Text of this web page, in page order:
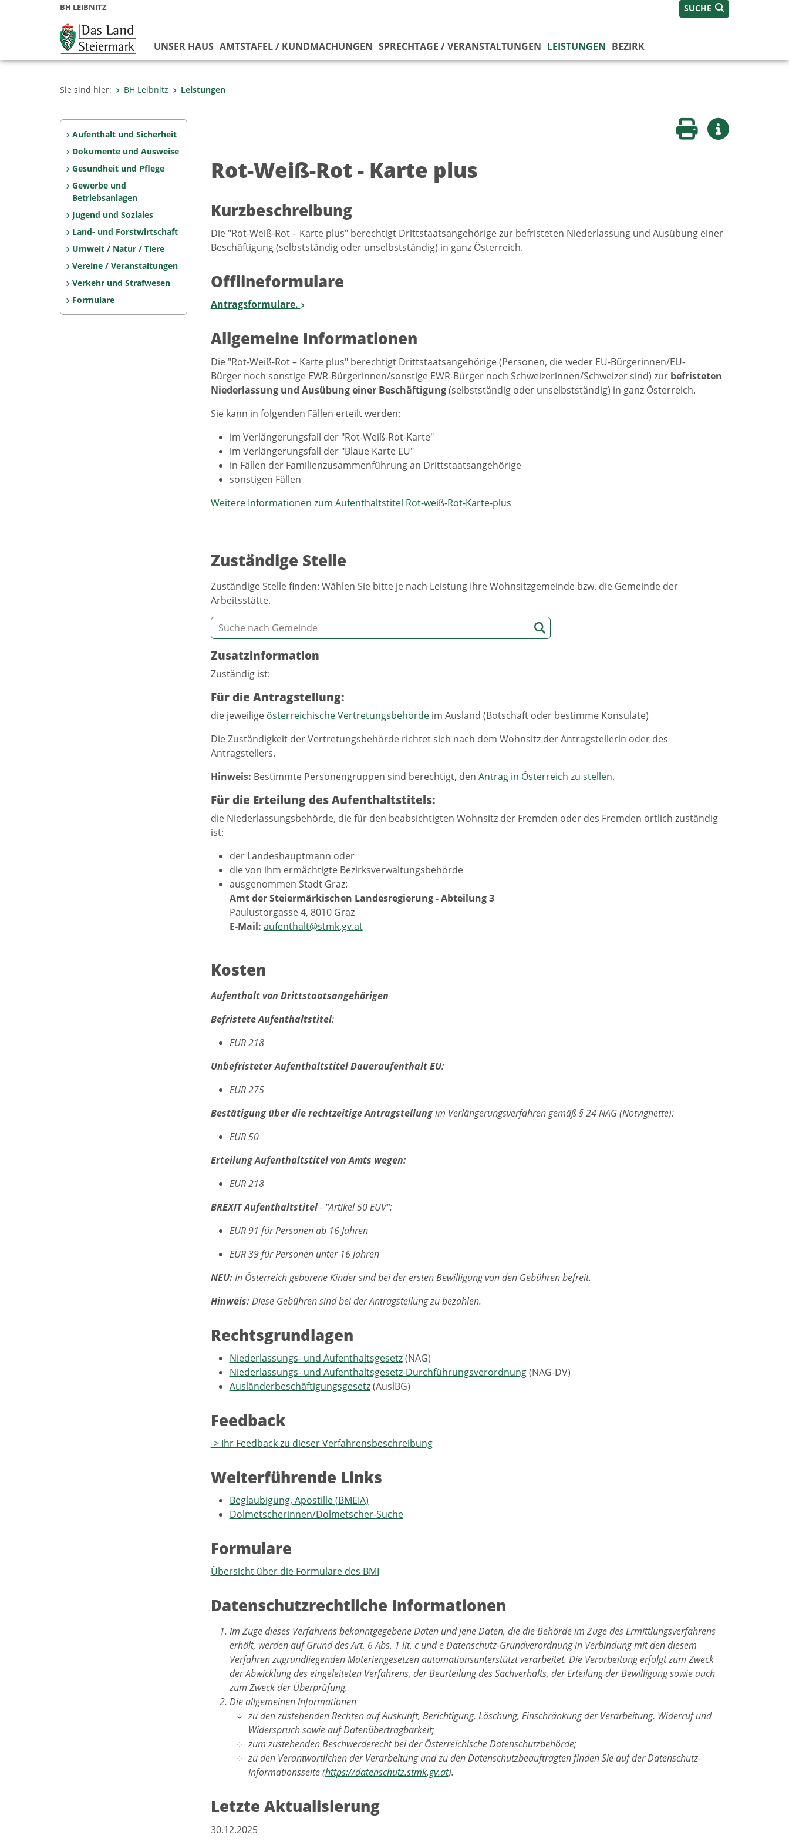
BH LEIBNITZ SUCHE
UNSER HAUS AMTSTAFEL / KUNDMACHUNGEN SPRECHTAGE / VERANSTALTUNGEN LEISTUNGEN BEZIRK
Sie sind hier: BH Leibnitz Leistungen
Aufenthalt und Sicherheit
Dokumente und Ausweise
Gesundheit und Pflege
Gewerbe und
Betriebsanlagen
Jugend und Soziales
Land- und Forstwirtschaft
Umwelt / Natur / Tiere
Vereine / Veranstaltungen
Verkehr und Strafwesen
Formulare
Seite druckenWeitere Infos
Rot-Weiß-Rot - Karte plus
Kurzbeschreibung
Die "Rot-Weiß-Rot – Karte plus" berechtigt Drittstaatsangehörige zur befristeten Niederlassung und Ausübung einer
Beschäftigung (selbstständig oder unselbstständig) in ganz Österreich.
Offlineformulare
Antragsformulare.
Allgemeine Informationen
Die "Rot-Weiß-Rot – Karte plus" berechtigt Drittstaatsangehörige (Personen, die weder EU-Bürgerinnen/EU-
Bürger noch sonstige EWR-Bürgerinnen/sonstige EWR-Bürger noch Schweizerinnen/Schweizer sind) zur befristeten
Niederlassung und Ausübung einer Beschäftigung(selbstständig oder unselbstständig) in ganz Österreich.
Sie kann in folgenden Fällen erteilt werden:
im Verlängerungsfall der "Rot-Weiß-Rot-Karte"
im Verlängerungsfall der "Blaue Karte EU"
in Fällen der Familienzusammenführung an Drittstaatsangehörige
sonstigen Fällen
Weitere Informationen zum Aufenthaltstitel Rot-weiß-Rot-Karte-plus
Zuständige Stelle
Zuständige Stelle finden: Wählen Sie bitte je nach Leistung Ihre Wohnsitzgemeinde bzw. die Gemeinde der
Arbeitsstätte.
Zusatzinformation
Zuständig ist:
Für die Antragstellung:
die jeweilige österreichische Vertretungsbehördeim Ausland (Botschaft oder bestimme Konsulate)
Die Zuständigkeit der Vertretungsbehörde richtet sich nach dem Wohnsitz der Antragstellerin oder des
Antragstellers.
Hinweis: Bestimmte Personengruppen sind berechtigt, den Antrag in Österreich zu stellen.
Für die Erteilung des Aufenthaltstitels:
die Niederlassungsbehörde, die für den beabsichtigten Wohnsitz der Fremden oder des Fremden örtlich zuständig
ist:
der Landeshauptmann oder
die von ihm ermächtigte Bezirksverwaltungsbehörde
ausgenommen Stadt Graz:
Amt der Steiermärkischen Landesregierung - Abteilung 3
Paulustorgasse 4, 8010 Graz
E-Mail: aufenthalt@stmk.gv.at
Kosten
Aufenthalt von Drittstaatsangehörigen
Befristete Aufenthaltstitel:
EUR 218
Unbefristeter Aufenthaltstitel Daueraufenthalt EU:
EUR 275
Bestätigung über die rechtzeitige Antragstellungim Verlängerungsverfahren gemäß § 24 NAG (Notvignette):
EUR 50
Erteilung Aufenthaltstitel von Amts wegen:
EUR 218
BREXIT Aufenthaltstitel- "Artikel 50 EUV":
EUR 91 für Personen ab 16 Jahren
EUR 39 für Personen unter 16 Jahren
NEU:In Österreich geborene Kinder sind bei der ersten Bewilligung von den Gebühren befreit.
Hinweis:Diese Gebühren sind bei der Antragstellung zu bezahlen.
Rechtsgrundlagen
Niederlassungs- und Aufenthaltsgesetz(NAG)
Niederlassungs- und Aufenthaltsgesetz-Durchführungsverordnung(NAG-DV)
Ausländerbeschäftigungsgesetz(AuslBG)
Feedback
-> Ihr Feedback zu dieser Verfahrensbeschreibung
Weiterführende Links
Beglaubigung, Apostille (BMEIA)
Dolmetscherinnen/Dolmetscher-Suche
Formulare
Übersicht über die Formulare des BMI
Datenschutzrechtliche Informationen
Im Zuge dieses Verfahrens bekanntgegebene Daten und jene Daten, die die Behörde im Zuge des Ermittlungsverfahrens
erhält, werden auf Grund des Art. 6 Abs. 1 lit. c und e Datenschutz-Grundverordnung in Verbindung mit den diesem
Verfahren zugrundliegenden Materiengesetzen automationsunterstützt verarbeitet. Die Verarbeitung erfolgt zum Zweck
der Abwicklung des eingeleiteten Verfahrens, der Beurteilung des Sachverhalts, der Erteilung der Bewilligung sowie auch
zum Zweck der Überprüfung.
Die allgemeinen Informationen
zu den zustehenden Rechten auf Auskunft, Berichtigung, Löschung, Einschränkung der Verarbeitung, Widerruf und
Widerspruch sowie auf Datenübertragbarkeit;
zum zustehenden Beschwerderecht bei der Österreichische Datenschutzbehörde;
zu den Verantwortlichen der Verarbeitung und zu den Datenschutzbeauftragten finden Sie auf der Datenschutz-
Informationsseite (https://datenschutz.stmk.gv.at).
Letzte Aktualisierung
30.12.2025